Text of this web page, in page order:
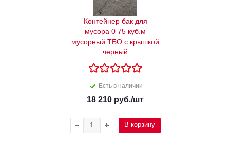
Контейнер бак для
мусора 0 75 куб.м
мусорный ТБО с крышкой
черный
Есть в наличии
18 210 руб./шт
В корзину